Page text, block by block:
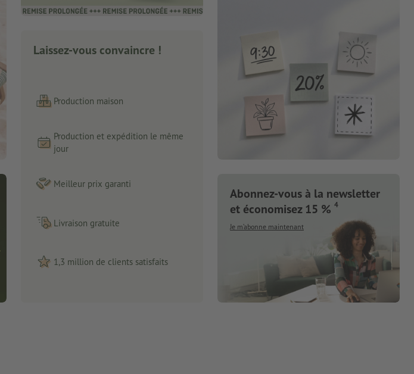
Laissez-vous convaincre !
Production maison
Production et expédition le même
jour
Meilleur prix garanti
Livraison gratuite
1,3 million de clients satisfaits
Abonnez-vous à la newsletter
et économisez 15 % 4
Je m’abonne maintenant